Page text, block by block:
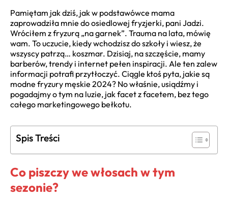
Pamiętam jak dziś, jak w podstawówce mama
zaprowadziła mnie do osiedlowej fryzjerki, pani Jadzi.
Wróciłem z fryzurą „na garnek”. Trauma na lata, mówię
wam. To uczucie, kiedy wchodzisz do szkoły i wiesz, że
wszyscy patrzą… koszmar. Dzisiaj, na szczęście, mamy
barberów, trendy i internet pełen inspiracji. Ale ten zalew
informacji potrafi przytłoczyć. Ciągle ktoś pyta, jakie są
modne fryzury męskie 2024? No właśnie, usiądźmy i
pogadajmy o tym na luzie, jak facet z facetem, bez tego
całego marketingowego bełkotu.
Spis Treści
Co piszczy we włosach w tym
sezonie?